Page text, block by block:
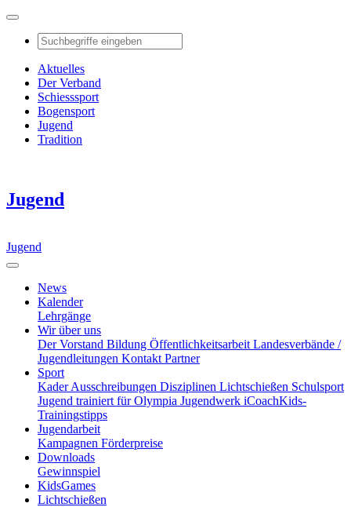
Aktuelles
Der Verband
Schiesssport
Bogensport
Jugend
Tradition
Jugend
Jugend
News
Kalender
Lehrgänge
Wir über uns
Der Vorstand Bildung Öffentlichkeitsarbeit Landesverbände /
Jugendleitungen Kontakt Partner
Sport
KaderAusschreibungen Disziplinen Lichtschießen Schulsport
Jugend trainiert für Olympia Jugendwerk iCoachKids-
Trainingstipps
Jugendarbeit
Kampagnen Förderpreise
Downloads
Gewinnspiel
KidsGames
Lichtschießen